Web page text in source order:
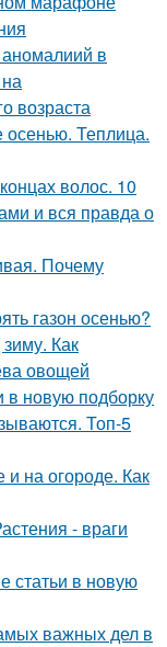
в
возраста
осенью. Теплица.
волос. 10
и вся правда о
Почему
газон осенью?
Как
овощей
в новую подборку
Топ-5
и на огороде. Как
- враги
статьи в новую
важных дел в